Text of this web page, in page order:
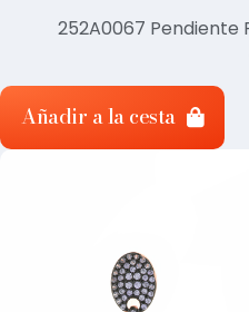
252A0067 Pendiente
Añadir a la cesta